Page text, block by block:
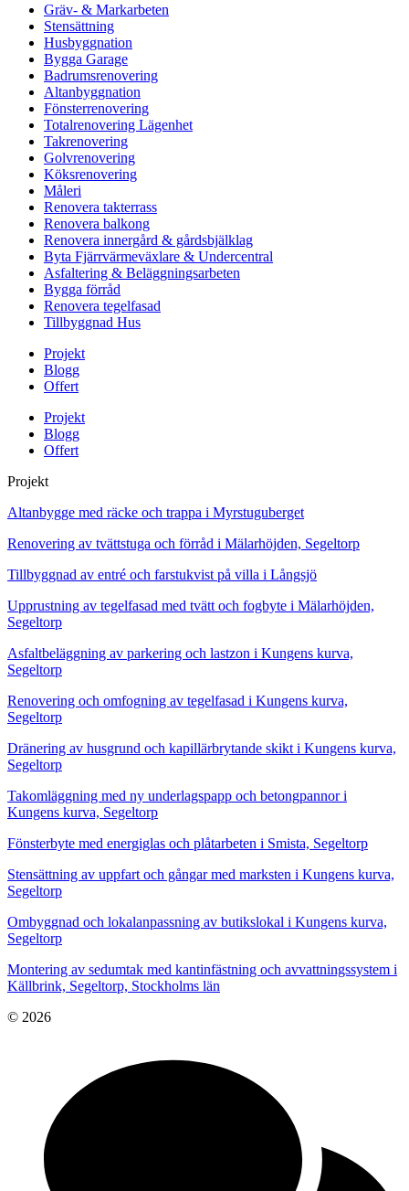
Gräv- & Markarbeten
Stensättning
Husbyggnation
Bygga Garage
Badrumsrenovering
Altanbyggnation
Fönsterrenovering
Totalrenovering Lägenhet
Takrenovering
Golvrenovering
Köksrenovering
Måleri
Renovera takterrass
Renovera balkong
Renovera innergård & gårdsbjälklag
Byta Fjärrvärmeväxlare & Undercentral
Asfaltering & Beläggningsarbeten
Bygga förråd
Renovera tegelfasad
Tillbyggnad Hus
Projekt
Blogg
Offert
Projekt
Blogg
Offert
Projekt
Altanbygge med räcke och trappa i Myrstuguberget
Renovering av tvättstuga och förråd i Mälarhöjden, Segeltorp
Tillbyggnad av entré och farstukvist på villa i Långsjö
Upprustning av tegelfasad med tvätt och fogbyte i Mälarhöjden,
Segeltorp
Asfaltbeläggning av parkering och lastzon i Kungens kurva,
Segeltorp
Renovering och omfogning av tegelfasad i Kungens kurva,
Segeltorp
Dränering av husgrund och kapillärbrytande skikt i Kungens kurva,
Segeltorp
Takomläggning med ny underlagspapp och betongpannor i
Kungens kurva, Segeltorp
Fönsterbyte med energiglas och plåtarbeten i Smista, Segeltorp
Stensättning av uppfart och gångar med marksten i Kungens kurva,
Segeltorp
Ombyggnad och lokalanpassning av butikslokal i Kungens kurva,
Segeltorp
Montering av sedumtak med kantinfästning och avvattningssystem i
Källbrink, Segeltorp, Stockholms län
© 2026